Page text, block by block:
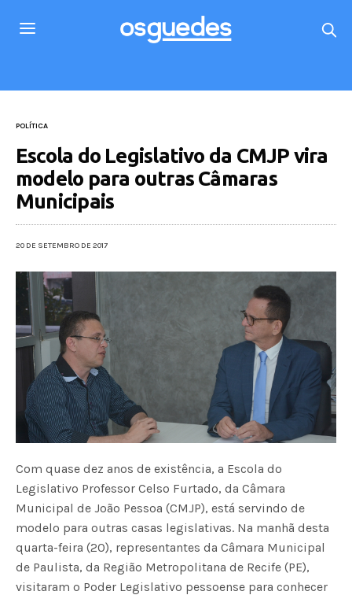
POLÍTICA
Escola do Legislativo da CMJP vira
modelo para outras Câmaras
Municipais
20 DE SETEMBRO DE 2017
Com quase dez anos de existência, a Escola do
Legislativo Professor Celso Furtado, da Câmara
Municipal de João Pessoa (CMJP), está servindo de
modelo para outras casas legislativas. Na manhã desta
quarta-feira (20), representantes da Câmara Municipal
de Paulista, da Região Metropolitana de Recife (PE),
visitaram o Poder Legislativo pessoense para conhecer